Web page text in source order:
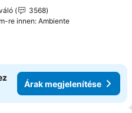
3568
re innen: Ambiente
Árak megjelenítése